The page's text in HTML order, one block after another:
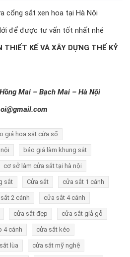
để được tư vấn tốt nhất nhé
KẾ VÀ XÂY DỰNG THẾ KỶ
Mai – Bạch Mai – Hà Nội
giá hoa sắt cửa sổ
báo giá làm khung sắt
cơ sở làm cửa sắt tại hà nội
sắt Cửa sắt cửa sắt 1 cánh
2 cánh cửa sắt 4 cánh
cửa sắt đẹp cửa sắt giả gỗ
4 cánh cửa sắt kéo
lùa cửa sắt mỹ nghệ